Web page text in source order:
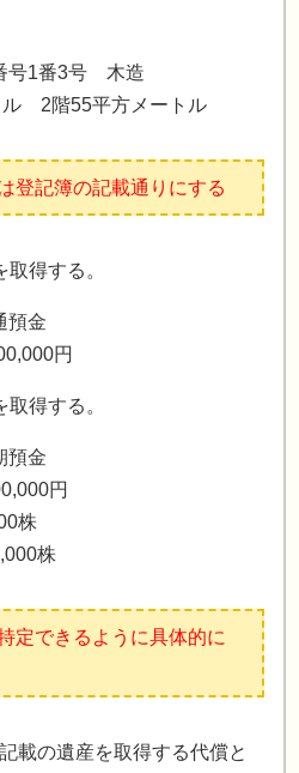
成例
号1番3号 木造
ル 2階55平方メートル
登記簿の記載通りにする
得する。
預金
円
得する。
預金
円
株
株
定できるように具体的に
載の遺産を取得する代償と